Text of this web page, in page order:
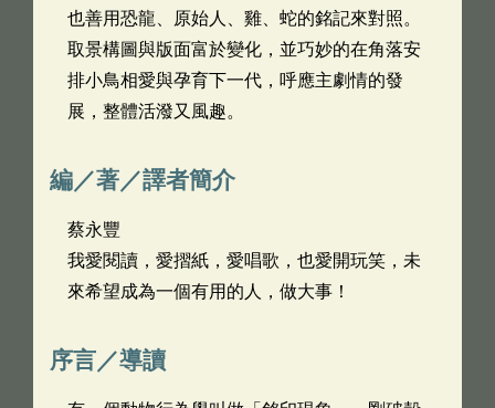
也善用恐龍、原始人、雞、蛇的銘記來對照。
取景構圖與版面富於變化，並巧妙的在角落安
排小鳥相愛與孕育下一代，呼應主劇情的發
展，整體活潑又風趣。
編／著／譯者簡介
蔡永豐
我愛閱讀，愛摺紙，愛唱歌，也愛開玩笑，未
來希望成為一個有用的人，做大事！
序言／導讀